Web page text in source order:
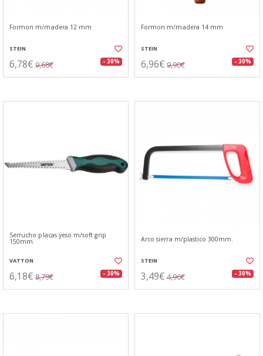
Formon m/madera 12 mm
STEIN
6,78€ 9,68€ - 30%
Formon m/madera 14 mm
STEIN
6,96€ 9,90€ - 30%
Serrucho placas yeso m/soft grip
150mm.
VATTON
6,18€ 8,79€ - 30%
Arco sierra m/plastico 300mm.
STEIN
3,49€ 4,96€ - 30%